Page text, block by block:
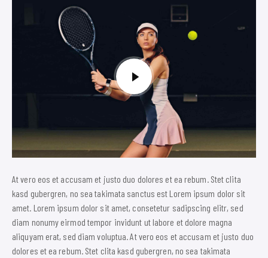
At vero eos et accusam et justo duo dolores et ea rebum. Stet clita
kasd gubergren, no sea takimata sanctus est Lorem ipsum dolor sit
amet. Lorem ipsum dolor sit amet, consetetur sadipscing elitr, sed
diam nonumy eirmod tempor invidunt ut labore et dolore magna
aliquyam erat, sed diam voluptua. At vero eos et accusam et justo duo
dolores et ea rebum. Stet clita kasd gubergren, no sea takimata